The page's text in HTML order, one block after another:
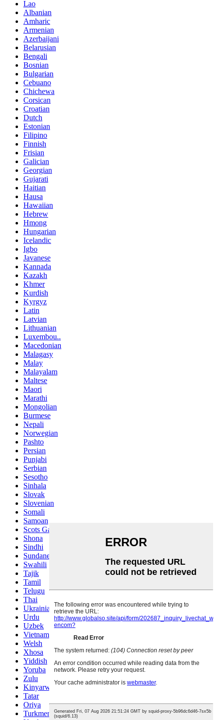
Lao
Albanian
Amharic
Armenian
Azerbaijani
Belarusian
Bengali
Bosnian
Bulgarian
Cebuano
Chichewa
Corsican
Croatian
Dutch
Estonian
Filipino
Finnish
Frisian
Galician
Georgian
Gujarati
Haitian
Hausa
Hawaiian
Hebrew
Hmong
Hungarian
Icelandic
Igbo
Javanese
Kannada
Kazakh
Khmer
Kurdish
Kyrgyz
Latin
Latvian
Lithuanian
Luxembou..
Macedonian
Malagasy
Malay
Malayalam
Maltese
Maori
Marathi
Mongolian
Burmese
Nepali
Norwegian
Pashto
Persian
Punjabi
Serbian
Sesotho
Sinhala
Slovak
Slovenian
Somali
Samoan
Scots Gaelic
Shona
Sindhi
Sundanese
Swahili
Tajik
Tamil
Telugu
Thai
Ukrainian
Urdu
Uzbek
Vietnamese
Welsh
Xhosa
Yiddish
Yoruba
Zulu
Kinyarwanda
Tatar
Oriya
Turkmen